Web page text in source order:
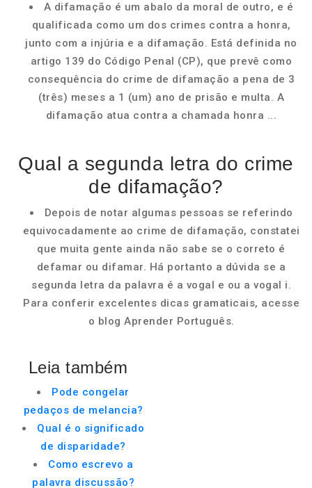
A difamação é um abalo da moral de outro, e é
qualificada como um dos crimes contra a honra,
junto com a injúria e a difamação. Está definida no
artigo 139 do Código Penal (CP), que prevê como
consequência do crime de difamação a pena de 3
(três) meses a 1 (um) ano de prisão e multa. A
difamação atua contra a chamada honra ...
Qual a segunda letra do crime
de difamação?
Depois de notar algumas pessoas se referindo
equivocadamente ao crime de difamação, constatei
que muita gente ainda não sabe se o correto é
defamar ou difamar. Há portanto a dúvida se a
segunda letra da palavra é a vogal e ou a vogal i.
Para conferir excelentes dicas gramaticais, acesse
o blog Aprender Português.
Leia também
Pode congelar
pedaços de melancia?
Qual é o significado
de disparidade?
Como escrevo a
palavra discussão?